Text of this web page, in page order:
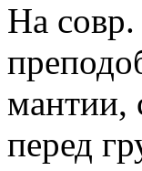
На
мантии,
перед